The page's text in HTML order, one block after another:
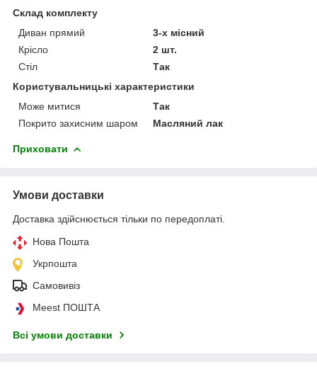
Склад комплекту
Диван прямий
3-х місний
Крісло
2 шт.
Стіл
Так
Користувальницькі характеристики
Може митися
Так
Покрито захисним шаром
Масляний лак
Приховати
Умови доставки
Доставка здійснюється тільки по передоплаті.
Нова Пошта
Укрпошта
Самовивіз
Meest ПОШТА
Всі умови доставки